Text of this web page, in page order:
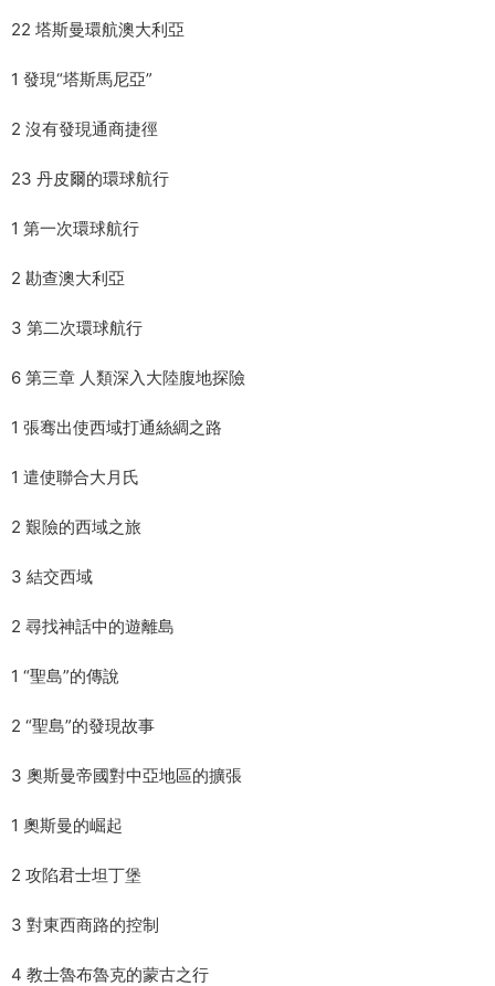
22 塔斯曼環航澳大利亞
1 發現“塔斯馬尼亞”
2 沒有發現通商捷徑
23 丹皮爾的環球航行
1 第一次環球航行
2 勘查澳大利亞
3 第二次環球航行
6 第三章 人類深入大陸腹地探險
1 張骞出使西域打通絲綢之路
1 遣使聯合大月氏
2 艱險的西域之旅
3 結交西域
2 尋找神話中的遊離島
1 “聖島”的傳說
2 “聖島”的發現故事
3 奧斯曼帝國對中亞地區的擴張
1 奧斯曼的崛起
2 攻陷君士坦丁堡
3 對東西商路的控制
4 教士魯布魯克的蒙古之行